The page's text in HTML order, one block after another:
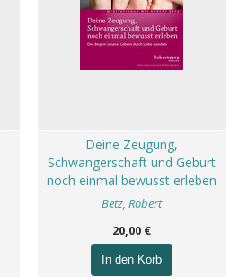
Deine Zeugung,
Schwangerschaft und Geburt
noch einmal bewusst erleben
Betz, Robert
20,00 €
In den Korb